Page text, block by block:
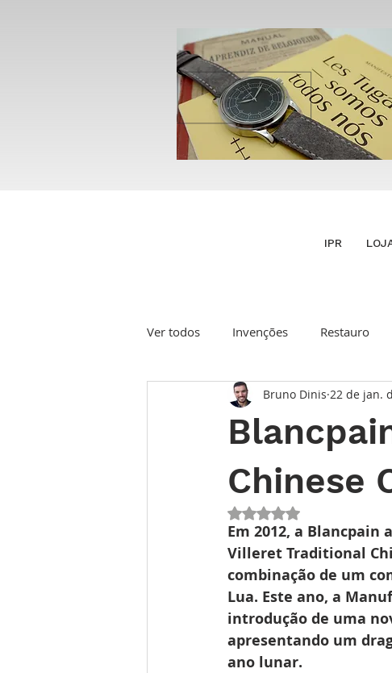
IPR
Ver todos Invenções Restauro
Entrevista
TEMPO FUTURO O Inventário
Chinese
Bruno Dinis 22 de jan.
Avaliado com NaN de 5
Em 2012, a
Villeret Traditional
combinação de um
Lua. Este ano, a
introdução de uma
apresentando um
ano lunar.